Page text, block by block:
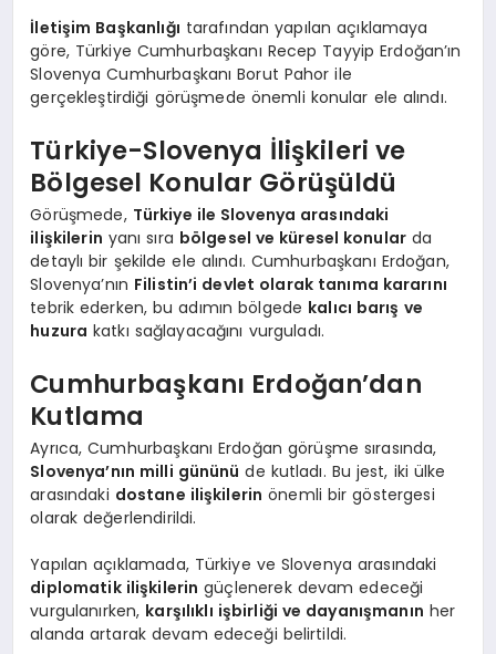
İletişim Başkanlığı tarafından yapılan açıklamaya
göre, Türkiye Cumhurbaşkanı Recep Tayyip Erdoğan’ın
Slovenya Cumhurbaşkanı Borut Pahor ile
gerçekleştirdiği görüşmede önemli konular ele alındı.
Türkiye-Slovenya İlişkileri ve
Bölgesel Konular Görüşüldü
Görüşmede, Türkiye ile Slovenya arasındaki
ilişkilerin yanı sıra bölgesel ve küresel konular da
detaylı bir şekilde ele alındı. Cumhurbaşkanı Erdoğan,
Slovenya’nın Filistin’i devlet olarak tanıma kararını
tebrik ederken, bu adımın bölgede kalıcı barış ve
huzura katkı sağlayacağını vurguladı.
Cumhurbaşkanı Erdoğan’dan
Kutlama
Ayrıca, Cumhurbaşkanı Erdoğan görüşme sırasında,
Slovenya’nın milli gününü de kutladı. Bu jest, iki ülke
arasındaki dostane ilişkilerin önemli bir göstergesi
olarak değerlendirildi.
Yapılan açıklamada, Türkiye ve Slovenya arasındaki
diplomatik ilişkilerin güçlenerek devam edeceği
vurgulanırken, karşılıklı işbirliği ve dayanışmanın her
alanda artarak devam edeceği belirtildi.